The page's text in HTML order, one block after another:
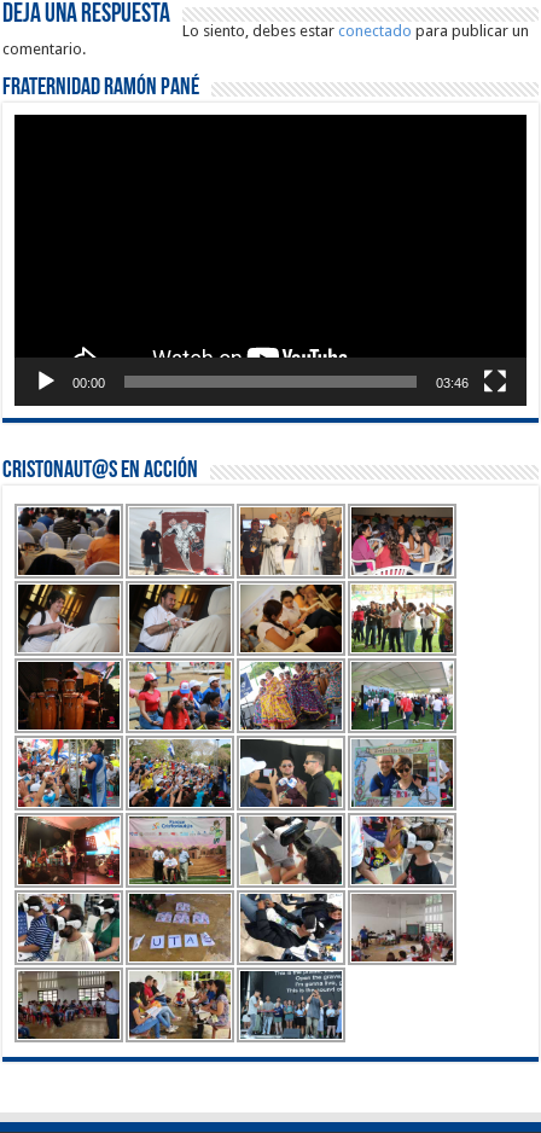
Deja una respuesta
Lo siento, debes estarconectado para publicar un
comentario.
Fraternidad Ramón Pané
00:00 03:46
Cristonaut@s en Acción